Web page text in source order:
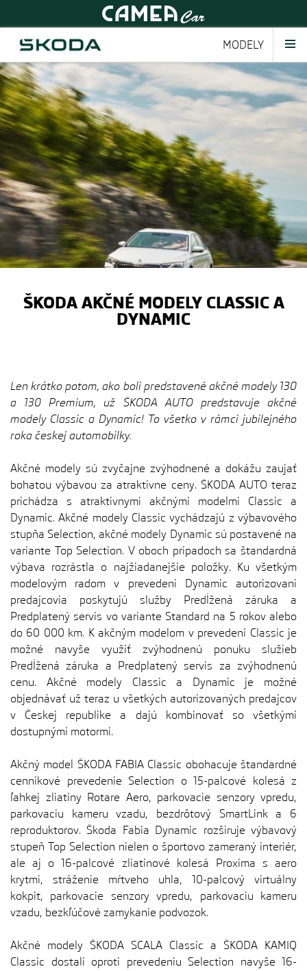
MODELY
ŠKODA AKČNÉ MODELY CLASSIC A
DYNAMIC
Len krátko potom, ako boli predstavené akčné modely 130
a 130 Premium, už ŠKODA AUTO predstavuje akčné
modely Classic a Dynamic! To všetko v rámci jubilejného
roka českej automobilky.
Akčné modely sú zvyčajne zvýhodnené a dokážu zaujať
bohatou výbavou za atraktívne ceny. ŠKODA AUTO teraz
prichádza s atraktívnymi akčnými modelmi Classic a
Dynamic. Akčné modely Classic vychádzajú z výbavového
stupňa Selection, akčné modely Dynamic sú postavené na
variante Top Selection. V oboch prípadoch sa štandardná
výbava rozrástla o najžiadanejšie položky. Ku všetkým
modelovým radom v prevedení Dynamic autorizovaní
predajcovia poskytujú služby Predĺžená záruka a
Predplatený servis vo variante Standard na 5 rokov alebo
do 60 000 km. K akčným modelom v prevedení Classic je
možné navyše využiť zvýhodnenú ponuku služieb
Predĺžená záruka a Predplatený servis za zvýhodnenú
cenu. Akčné modely Classic a Dynamic je možné
objednávať už teraz u všetkých autorizovaných predajcov
v Českej republike a dajú kombinovať so všetkými
dostupnými motormi.
Akčný model ŠKODA FABIA Classic obohacuje štandardné
cenníkové prevedenie Selection o 15-palcové kolesá z
ľahkej zliatiny Rotare Aero, parkovacie senzory vpredu,
parkovaciu kameru vzadu, bezdrôtový SmartLink a 6
reproduktorov. Škoda Fabia Dynamic rozširuje výbavový
stupeň Top Selection nielen o športovo zameraný interiér,
ale aj o 16-palcové zliatinové kolesá Proxima s aero
krytmi, stráženie mŕtveho uhla, 10-palcový virtuálny
kokpit, parkovacie senzory vpredu, parkovaciu kameru
vzadu, bezkľúčové zamykanie podvozok.
Akčné modely ŠKODA SCALA Classic a ŠKODA KAMIQ
Classic dostali oproti prevedeniu Selection navyše 16-